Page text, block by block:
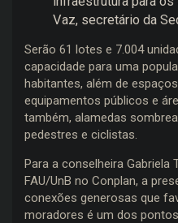
Vaz, secretário da
Serão 61 lotes e 7.004
capacidade para uma
habitantes, além de
equipamentos públicos e
também, alamedas
pedestres e ciclistas.
Para a conselheira Gabriela
FAU/UnB no Conplan, a
conexões generosas que
moradores é um dos